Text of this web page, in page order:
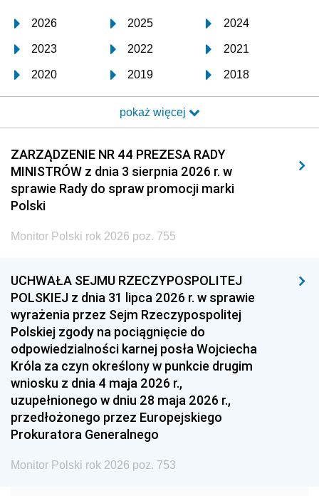
2026 2025 2024
2023 2022 2021
2020 2019 2018
2017 2016 2015
2014 2013 2012
2011 2010 2009
2008 2007 2006
2005
1996 1995 1994
1993 1992 1991
1990 1989
1987 1986 1985
1984 1983
1981 1980 1979
1978 1977
1975 1974
pokaż więcej
ZARZĄDZENIE NR 44 PREZESA RADY
MINISTRÓW z dnia 3 sierpnia 2026 r. w
sprawie Rady do spraw promocji marki
Polski
Monitor Polski rok 2026 poz. 755
UCHWAŁA SEJMU RZECZYPOSPOLITEJ
POLSKIEJ z dnia 31 lipca 2026 r. w sprawie
wyrażenia przez Sejm Rzeczypospolitej
Polskiej zgody na pociągnięcie do
odpowiedzialności karnej posła Wojciecha
Króla za czyn określony w punkcie drugim
wniosku z dnia 4 maja 2026 r.,
uzupełnionego w dniu 28 maja 2026 r.,
przedłożonego przez Europejskiego
Prokuratora Generalnego
Monitor Polski rok 2026 poz. 753